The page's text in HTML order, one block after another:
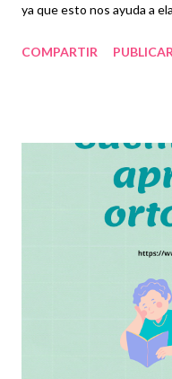
ya que esto nos ayuda a
ocasión compartimos con
personas y diferencien
suelen equivocarse
cuentos les sirvan para
alumno desarrolle el
correctamente.
autores de tan estupendo
buscan contribuir en las
docentes. Recordamos
COMPARTIR